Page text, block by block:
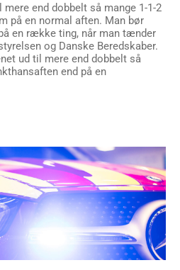
end dobbelt så mange 1-1-2
på en normal aften. Man bør
en række ting, når man tænder
og Danske Beredskaber.
ud til mere end dobbelt så
end på en